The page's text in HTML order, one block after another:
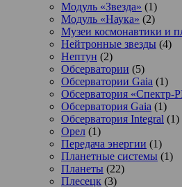
Модуль «Звезда» (1)
Модуль «Наука» (2)
Музеи космонавтики и
Нейтронные звезды (4)
Нептун (2)
Обсерватории (5)
Обсерватории Gaia (1)
Обсерватория «Спектр-
Обсерватория Gaia (1)
Обсерватория Integral (1)
Орел (1)
Передача энергии (1)
Планетные системы (1)
Планеты (22)
Плесецк (3)